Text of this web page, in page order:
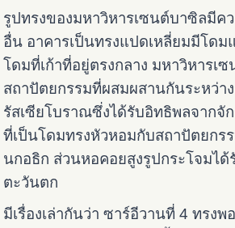
รูปทรงของมหาวิหารเซนต์บาซิลมีค
อื่น อาคารเป็นทรงแปดเหลี่ยมมีโด
โดมที่เก้าที่อยู่ตรงกลาง มหาวิหารเ
สถาปัตยกรรมที่ผสมผสานกันระหว่า
รัสเซียโบราณซึ่งได้รับอิทธิพลจากจั
ที่เป็นโดมทรงหัวหอมกับสถาปัตยกรร
นกอธิก ส่วนหอคอยสูงรูปกระโจมได้
ตะวันตก
มีเรื่องเล่ากันว่า ซาร์อีวานที่ 4 ทรง